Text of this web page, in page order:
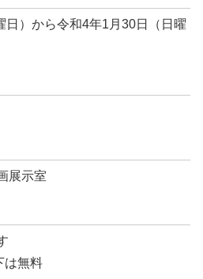
日）から令和4年1月30日（日曜
展示室
無料